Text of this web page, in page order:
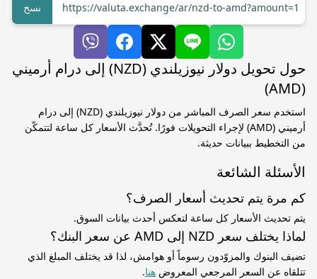
https://valuta.exchange/ar/nzd-to-amd?amount=1
نسخ
حول تحويل دولار نيوزيلندي (NZD) إلى درام أرميني
(AMD)
استخدم سعر الصرف المباشر من دولار نيوزيلندي (NZD) إلى درام
أرميني (AMD) لإجراء التحويلات فورًا. تُحدَّث الأسعار كل ساعة لتتمكّن
من التخطيط ببيانات حديثة.
الأسئلة الشائعة
كم مرة يتم تحديث أسعار الصرف؟
يتم تحديث الأسعار كل ساعة لتعكس أحدث بيانات السوق.
لماذا يختلف سعر NZD إلى AMD عن سعر البنك؟
تضيف البنوك والمزوّدون رسوماً أو هوامش، لذا قد يختلف المبلغ الذي
تتلقاه عن السعر المرجعي المعروض هنا.